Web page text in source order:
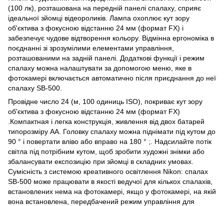
(100 лк), розташована на передній панелі спалаху, сприяє
ідеальної зйомці відеороликів. Лампа охоплює кут зору
об'єктива з фокусною відстанню 24 мм (формат FX) і
забезпечує чудове відтворення кольору. Відмінна ергономіка в
поєднанні зі зрозумілими елементами управління,
розташованими на задній панелі. Додаткові функції і режим
спалаху можна налаштувати за допомогою меню, яке в
фотокамері включається автоматично після приєднання до неї
спалаху SB-500.
Провідне число 24 (м, 100 одиниць ISO), покриває кут зору
об'єктива з фокусною відстанню 24 мм (формат FX)
.Компактная і легка конструкція, живлення від двох батарей
типорозміру AA. Головку спалаху можна піднімати під кутом до
90 ° і повертати вліво або вправо на 180 ° ;. Надсилайте потік
світла під потрібним кутом, щоб зробити художні знімки або
збалансувати експозицію при зйомці в складних умовах.
Сумісність з системою креативного освітлення Nikon: спалах
SB-500 може працювати в якості ведучої для кількох спалахів,
встановлених нема на фотокамері, якщо у фотокамері, на якій
вона встановлена, передбачений режим управління для